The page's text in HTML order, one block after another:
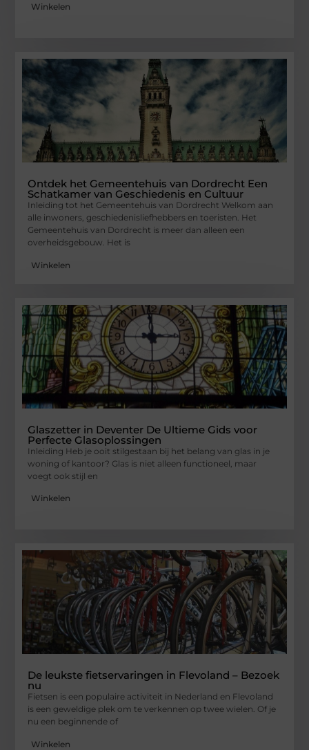
Winkelen
Ontdek het Gemeentehuis van Dordrecht Een
Schatkamer van Geschiedenis en Cultuur
Inleiding tot het Gemeentehuis van Dordrecht Welkom aan
alle inwoners, geschiedenisliefhebbers en toeristen. Het
Gemeentehuis van Dordrecht is meer dan alleen een
overheidsgebouw. Het is
Winkelen
Glaszetter in Deventer De Ultieme Gids voor
Perfecte Glasoplossingen
Inleiding Heb je ooit stilgestaan bij het belang van glas in je
woning of kantoor? Glas is niet alleen functioneel, maar
voegt ook stijl en
Winkelen
De leukste fietservaringen in Flevoland – Bezoek
nu
Fietsen is een populaire activiteit in Nederland en Flevoland
is een geweldige plek om te verkennen op twee wielen. Of je
nu een beginnende of
Winkelen